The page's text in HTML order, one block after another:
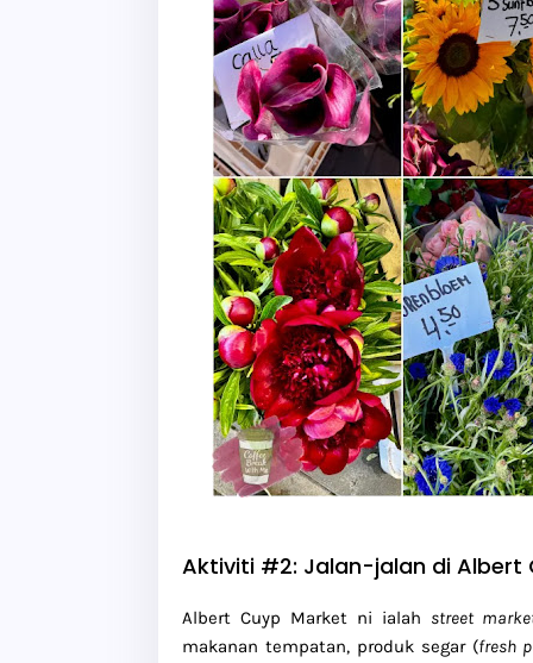
Aktiviti #2: Jalan-jalan di Albert
Albert Cuyp Market ni ialah street
makanan tempatan, produk segar (fresh